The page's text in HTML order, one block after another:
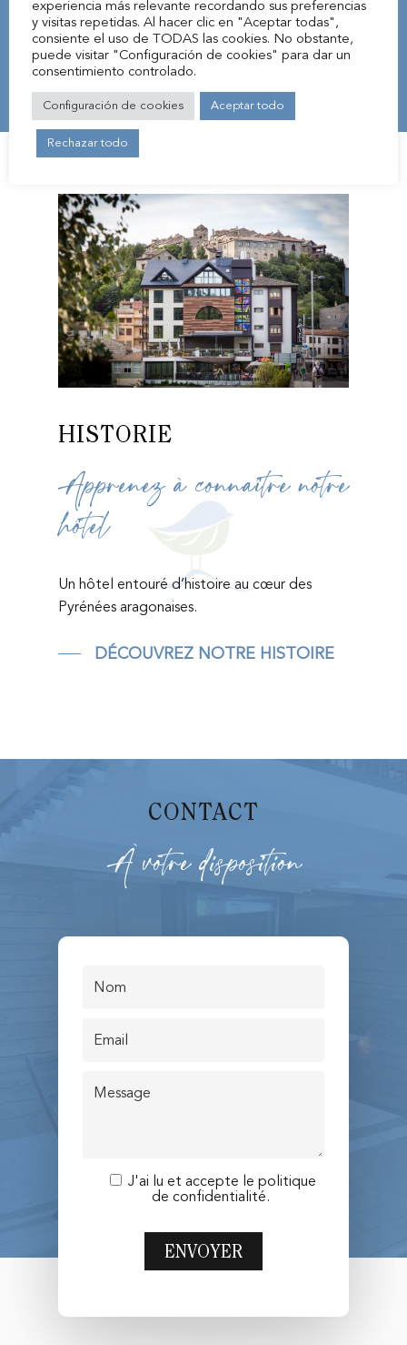
DÉCOUVREZ NOS SERVICES
HISTORIE
Apprenez à connaître notre
hôtel
Un hôtel entouré d’histoire au cœur des
Pyrénées aragonaises.
DÉCOUVREZ NOTRE HISTOIRE
CONTACT
À votre disposition
J'ai lu et accepte le politique
de confidentialité.
Environnment
Aínsa
Historie
Français
Español
English
Avis juridique et politique
confidentialité
Politique de cookies
experiencia más relevante recordando sus preferencias
y visitas repetidas. Al hacer clic en "Aceptar todas",
consiente el uso de TODAS las cookies. No obstante,
puede visitar "Configuración de cookies" para dar un
consentimiento controlado.
Configuración de cookies Aceptar todo
Rechazar todo